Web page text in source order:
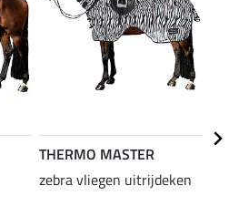
THERMO MASTER
zebra vliegen uitrijdeken